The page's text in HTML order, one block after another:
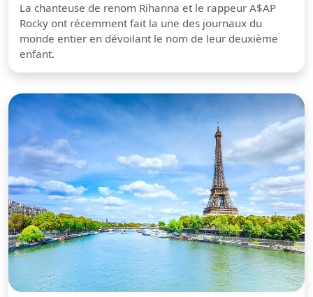
La chanteuse de renom Rihanna et le rappeur A$AP
Rocky ont récemment fait la une des journaux du
monde entier en dévoilant le nom de leur deuxième
enfant.